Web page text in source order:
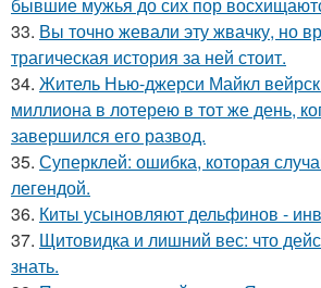
33. Вы точно жевали эту жвачку, но
трагическая история за ней стоит.
34. Житель Нью-джерси Майкл
миллиона в лотерею в тот же день,
завершился его развод.
35. Суперклей: ошибка, которая
легендой.
36. Киты усыновляют дельфинов -
37. Щитовидка и лишний вес: что
знать.